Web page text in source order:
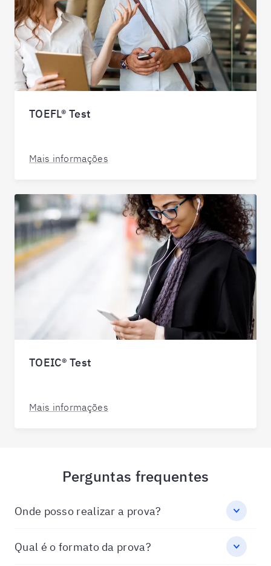
TOEFL® Test
Mais informações
TOEIC® Test
Mais informações
Perguntas frequentes
Onde posso realizar a prova?
Qual é o formato da prova?